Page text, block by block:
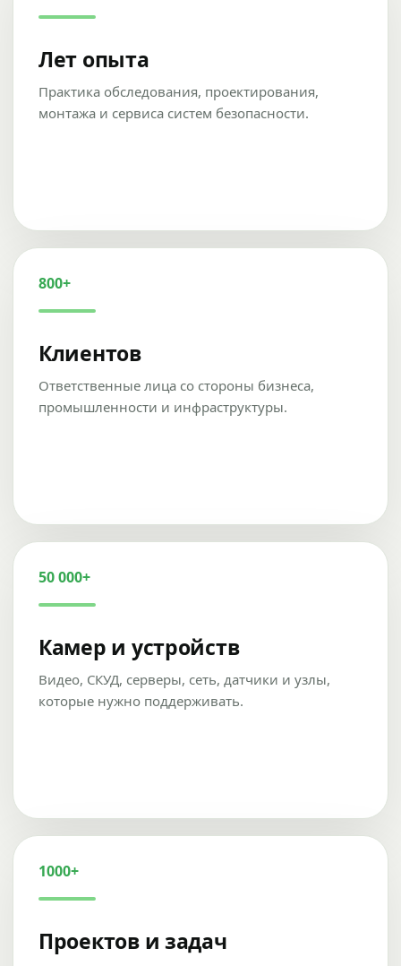
Лет опыта
Практика обследования, проектирования,
монтажа и сервиса систем безопасности.
800+
Клиентов
Ответственные лица со стороны бизнеса,
промышленности и инфраструктуры.
50 000+
Камер и устройств
Видео, СКУД, серверы, сеть, датчики и узлы,
которые нужно поддерживать.
1000+
Проектов и задач